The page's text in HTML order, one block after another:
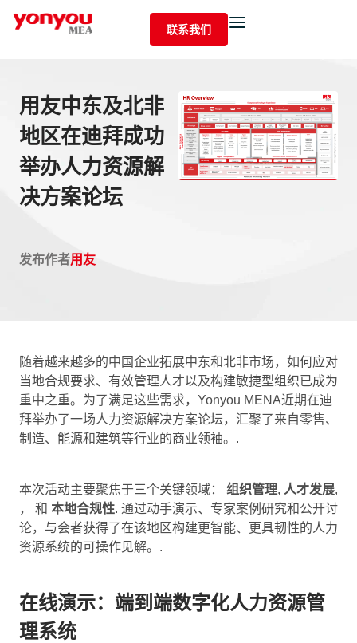
联系我们
用友中东及北非
地区在迪拜成功
举办人力资源解
决方案论坛
发布作者用友
随着越来越多的中国企业拓展中东和北非市场，如何应对
当地合规要求、有效管理人才以及构建敏捷型组织已成为
重中之重。为了满足这些需求，Yonyou MENA近期在迪
拜举办了一场人力资源解决方案论坛，汇聚了来自零售、
制造、能源和建筑等行业的商业领袖。.
本次活动主要聚焦于三个关键领域： 组织管理, 人才发展,
， 和 本地合规性. 通过动手演示、专家案例研究和公开讨
论，与会者获得了在该地区构建更智能、更具韧性的人力
资源系统的可操作见解。.
在线演示：端到端数字化人力资源管
理系统